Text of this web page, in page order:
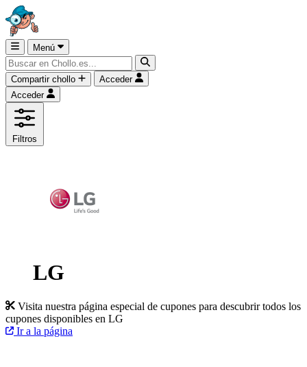
Menú
Compartir chollo
Acceder
Acceder
Filtros
LG
Visita nuestra página especial de cupones para descubrir todos los
cupones disponibles en LG
Ir a la página